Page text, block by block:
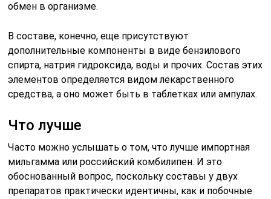
обмен в организме.
В составе, конечно, еще присутствуют
дополнительные компоненты в виде бензилового
спирта, натрия гидроксида, воды и прочих. Состав этих
элементов определяется видом лекарственного
средства, а оно может быть в таблетках или ампулах.
Что лучше
Часто можно услышать о том, что лучше импортная
мильгамма или российский комбилипен. И это
обоснованный вопрос, поскольку составы у двух
препаратов практически идентичны, как и побочные